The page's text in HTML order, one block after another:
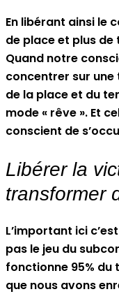
En libérant ainsi le
de place et plus
Quand notre
concentrer sur une
de la place et du
mode « rêve ». Et
conscient de
Libérer la
transformer
L’important ici
pas le jeu du
fonctionne 95%
que nous avons